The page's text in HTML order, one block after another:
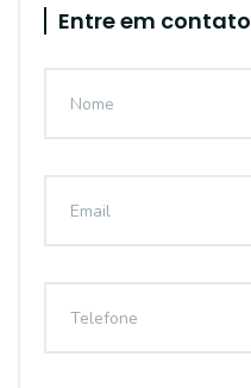
Entre em contato